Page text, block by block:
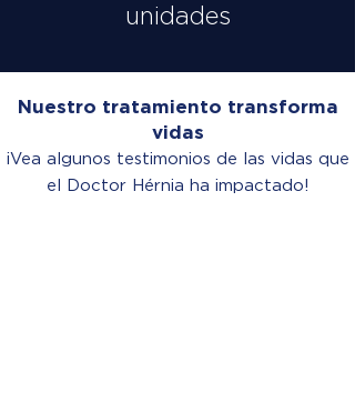
unidades
Nuestro tratamiento transforma
vidas
¡Vea algunos testimonios de las vidas que
el Doctor Hérnia ha impactado!